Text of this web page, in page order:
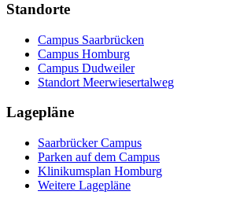
Standorte
Campus Saarbrücken
Campus Homburg
Campus Dudweiler
Standort Meerwiesertalweg
Lagepläne
Saarbrücker Campus
Parken auf dem Campus
Klinikumsplan Homburg
Weitere Lagepläne